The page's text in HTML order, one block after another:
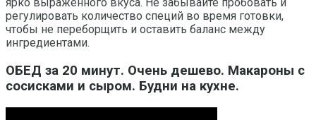
ярко выраженного вкуса. Не забывайте пробовать и
регулировать количество специй во время готовки,
чтобы не переборщить и оставить баланс между
ингредиентами.
ОБЕД за 20 минут. Очень дешево. Макароны с
сосисками и сыром. Будни на кухне.